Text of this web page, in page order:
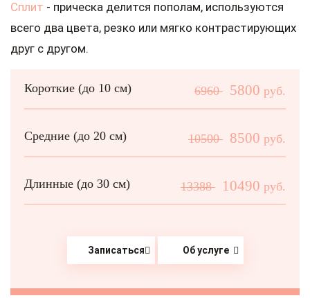
Сплит - прическа делится пополам, используются
всего два цвета, резко или мягко контрастирующих
друг с другом.
Короткие (до 10 см) 6960 5800 руб.
Средние (до 20 см) 10500 8500 руб.
Длинные (до 30 см) 13388 10490 руб.
Записаться Об услуге